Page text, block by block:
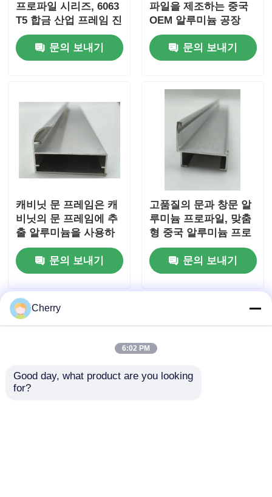
알루미늄 트림 프로파일
알루미늄 히트 싱크 추출 프로파일
프로파일 시리즈, 6063
T5 합금 산업 프레임 진
압 공급 장치로 코팅 된
문과 창문에 사용됩니
다.
문의 보내기
파일을 제조하는 중국
OEM 알루미늄 공장
문의 보내기
캐비닛 문 프레임은 캐
비닛의 문 프레임에 추
출 알루미늄을 사용하
여 조립됩니다.
문의 보내기
고품질의 문과 창문 알
루미늄 프로파일, 맞춤
형 중국 알루미늄 프로
파일, 알루미늄 문 프로
파일 공급자문의 보내기
Cherry
6:02 PM
Good day, what product are you looking
for?